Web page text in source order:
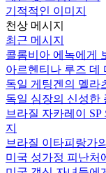
기적적인 이미지
천상 메시지
최근 메시지
콜롬비아 에녹에게
아르헨티나 루즈 데
독일 게팅겐의 멜라
독일 심장의 신성한
브라질 자카레이 SP
지
브라질 이타피랑가
미국 성가정 피난처